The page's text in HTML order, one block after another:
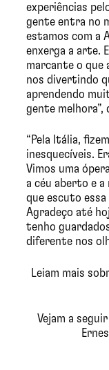
experiências
gente entra no
estamos com a
enxerga a arte.
marcante o que
nos divertindo
aprendendo
gente melhora”,
“Pela Itália,
inesquecíveis.
Vimos uma
a céu aberto e a
que escuto essa
Agradeço até
tenho
diferente nos
Leiam mais
Vejam a